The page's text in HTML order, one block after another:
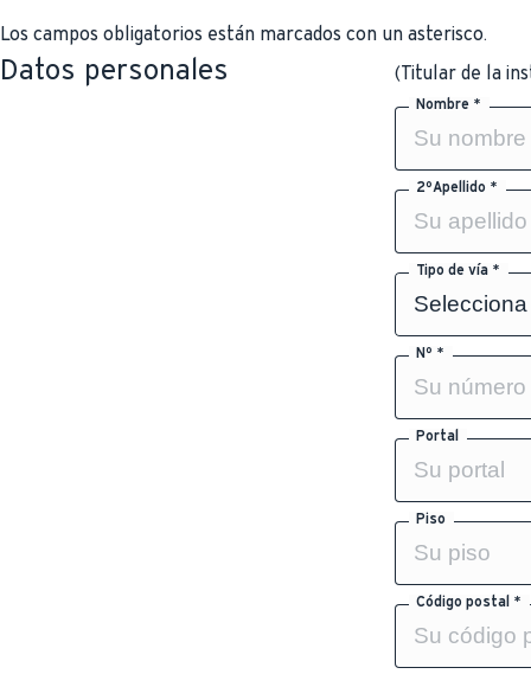
Los campos obligatorios están marcados con un asterisco.
Datos personales (Titular de la
Nombre *
2ºApellido *
Tipo de vía *
Nº *
Portal
Piso
Código postal *